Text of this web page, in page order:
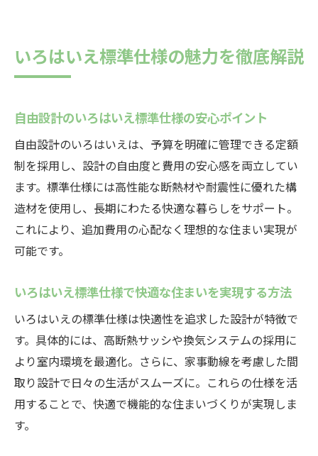
いろはいえ標準仕様の魅力を徹底解説
自由設計のいろはいえ標準仕様の安心ポイント
自由設計のいろはいえは、予算を明確に管理できる定額
制を採用し、設計の自由度と費用の安心感を両立してい
ます。標準仕様には高性能な断熱材や耐震性に優れた構
造材を使用し、長期にわたる快適な暮らしをサポート。
これにより、追加費用の心配なく理想的な住まい実現が
可能です。
いろはいえ標準仕様で快適な住まいを実現する方法
いろはいえの標準仕様は快適性を追求した設計が特徴で
す。具体的には、高断熱サッシや換気システムの採用に
より室内環境を最適化。さらに、家事動線を考慮した間
取り設計で日々の生活がスムーズに。これらの仕様を活
用することで、快適で機能的な住まいづくりが実現しま
す。